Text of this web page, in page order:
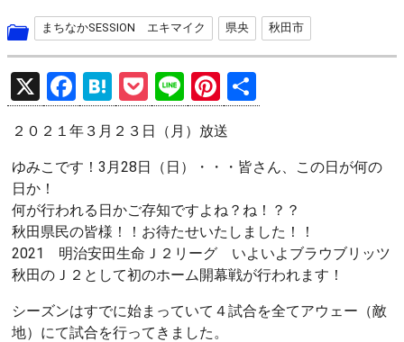
まちなかSESSION エキマイク 県央 秋田市
X
F
a
ce
b
o
o
k
H
at
e
n
a
P
o
ck
et
Li
n
e
Pi
nt
er
es
t
有
２０２１年３月２３日（月）放送
ゆみこです！3月28日（日）・・・皆さん、この日が何の
日か！
何が行われる日かご存知ですよね？ね！？？
秋田県民の皆様！！お待たせいたしました！！
2021 明治安田生命Ｊ２リーグ いよいよブラウブリッツ
秋田のＪ２として初のホーム開幕戦が行われます！
シーズンはすでに始まっていて４試合を全てアウェー（敵
地）にて試合を行ってきました。